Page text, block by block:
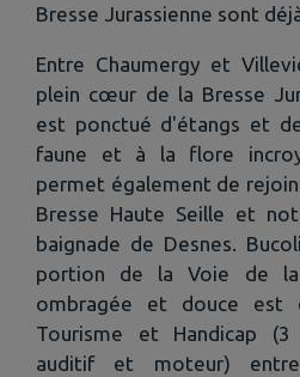
Bresse Jurassienne sont
​Entre Chaumergy et
plein cœur de la Bresse
est ponctué d'étangs et
faune et à la flore
permet également de
Bresse Haute Seille et
baignade de Desnes.
portion de la Voie de la
ombragée et douce est
Tourisme et Handicap (3
auditif et moteur)